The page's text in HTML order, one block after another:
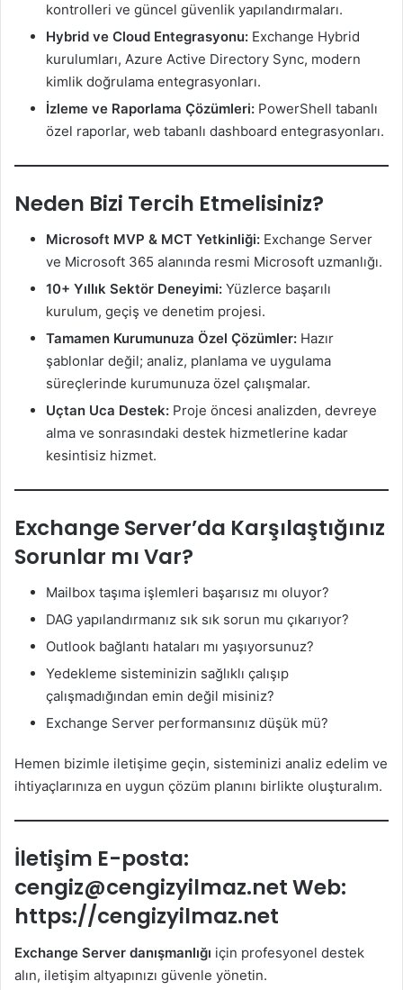
kontrolleri ve güncel güvenlik yapılandırmaları.
Hybrid ve Cloud Entegrasyonu: Exchange Hybrid
kurulumları, Azure Active Directory Sync, modern
kimlik doğrulama entegrasyonları.
İzleme ve Raporlama Çözümleri: PowerShell tabanlı
özel raporlar, web tabanlı dashboard entegrasyonları.
Neden Bizi Tercih Etmelisiniz?
Microsoft MVP & MCT Yetkinliği: Exchange Server
ve Microsoft 365 alanında resmi Microsoft uzmanlığı.
10+ Yıllık Sektör Deneyimi: Yüzlerce başarılı
kurulum, geçiş ve denetim projesi.
Tamamen Kurumunuza Özel Çözümler: Hazır
şablonlar değil; analiz, planlama ve uygulama
süreçlerinde kurumunuza özel çalışmalar.
Uçtan Uca Destek: Proje öncesi analizden, devreye
alma ve sonrasındaki destek hizmetlerine kadar
kesintisiz hizmet.
Exchange Server’da Karşılaştığınız
Sorunlar mı Var?
Mailbox taşıma işlemleri başarısız mı oluyor?
DAG yapılandırmanız sık sık sorun mu çıkarıyor?
Outlook bağlantı hataları mı yaşıyorsunuz?
Yedekleme sisteminizin sağlıklı çalışıp
çalışmadığından emin değil misiniz?
Exchange Server performansınız düşük mü?
Hemen bizimle iletişime geçin, sisteminizi analiz edelim ve
ihtiyaçlarınıza en uygun çözüm planını birlikte oluşturalım.
İletişim E-posta:
cengiz@cengizyilmaz.netWeb:
https://cengizyilmaz.net
Exchange Server danışmanlığı için profesyonel destek
alın, iletişim altyapınızı güvenle yönetin.